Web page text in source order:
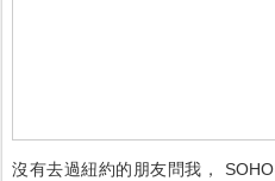
沒有去過紐約的朋友問我，